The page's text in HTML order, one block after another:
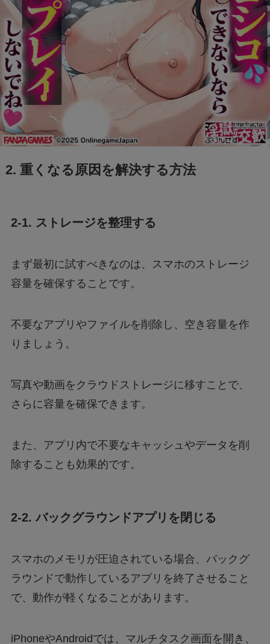
2. 重くなる原因を解決する方法
2-1. ストレージを整理する
まず最初に試すべきなのは、スマホのストレージ
容量を確保することです。
不要なアプリやファイルを削除し、空き容量を作
りましょう。
写真や動画をクラウドストレージに移すことで、
さらに容量を確保できます。
また、アプリ内で不要なキャッシュやデータを削
除することも効果的です。
2-2. バックグラウンドアプリを閉じる
スマホのメモリが圧迫されている場合、バックグ
ラウンドで動作しているアプリを終了させること
で、動作が軽くなることがあります。
iPhoneやAndroidでは、マルチタスク画面を開き、